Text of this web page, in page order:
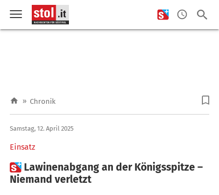
» Chronik
Einsatz
Samstag, 12. April 2025
 Lawinenabgang an der Königsspitze –
Niemand verletzt